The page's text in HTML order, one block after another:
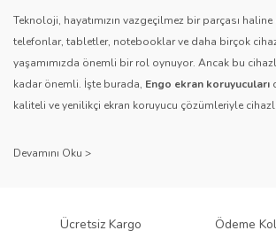
Teknoloji, hayatımızın vazgeçilmez bir parçası haline
telefonlar, tabletler, notebooklar ve daha birçok
yaşamımızda önemli bir rol oynuyor. Ancak bu
kadar önemli. İşte burada, Engo ekran koruyucuları
kaliteli ve yenilikçi ekran koruyucu çözümleriyle
sağlıyor.
Engo ekran koruyucuları
, uzun yıllara dayanan
Ücretsiz Kargo Ödeme